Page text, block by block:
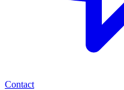
Contact